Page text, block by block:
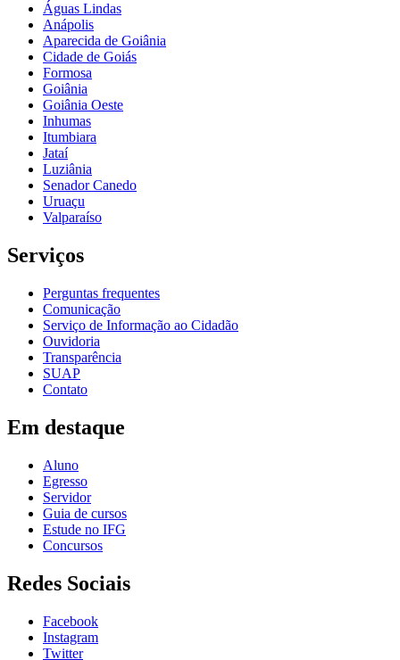
Águas Lindas
Anápolis
Aparecida de Goiânia
Cidade de Goiás
Formosa
Goiânia
Goiânia Oeste
Inhumas
Itumbiara
Jataí
Luziânia
Senador Canedo
Uruaçu
Valparaíso
Serviços
Perguntas frequentes
Comunicação
Serviço de Informação ao Cidadão
Ouvidoria
Transparência
SUAP
Contato
Em destaque
Aluno
Egresso
Servidor
Guia de cursos
Estude no IFG
Concursos
Redes Sociais
Facebook
Instagram
Twitter